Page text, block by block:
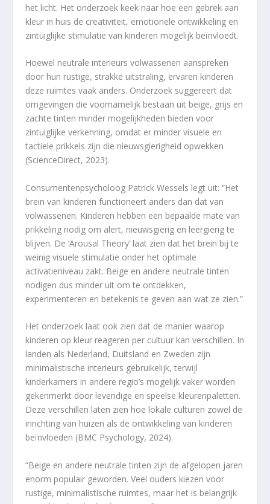
het licht. Het onderzoek keek naar hoe een gebrek aan
kleur in huis de creativiteit, emotionele ontwikkeling en
zintuiglijke stimulatie van kinderen mogelijk beïnvloedt.
Hoewel neutrale interieurs volwassenen aanspreken
door hun rustige, strakke uitstraling, ervaren kinderen
deze ruimtes vaak anders. Onderzoek suggereert dat
omgevingen die voornamelijk bestaan uit beige, grijs en
zachte tinten minder mogelijkheden bieden voor
zintuiglijke verkenning, omdat er minder visuele en
tactiele prikkels zijn die nieuwsgierigheid opwekken
(ScienceDirect, 2023).
Consumentenpsycholoog Patrick Wessels legt uit: “Het
brein van kinderen functioneert anders dan dat van
volwassenen. Kinderen hebben een bepaalde mate van
prikkeling nodig om alert, nieuwsgierig en leergierig te
blijven. De ‘Arousal Theory’ laat zien dat het brein bij te
weinig visuele stimulatie onder het optimale
activatieniveau zakt. Beige en andere neutrale tinten
nodigen dus minder uit om te ontdekken,
experimenteren en betekenis te geven aan wat ze zien.”
Het onderzoek laat ook zien dat de manier waarop
kinderen op kleur reageren per cultuur kan verschillen. In
landen als Nederland, Duitsland en Zweden zijn
minimalistische interieurs gebruikelijk, terwijl
kinderkamers in andere regio’s mogelijk vaker worden
gekenmerkt door levendige en speelse kleurenpaletten.
Deze verschillen laten zien hoe lokale culturen zowel de
inrichting van huizen als de ontwikkeling van kinderen
beïnvloeden (BMC Psychology, 2024).
“Beige en andere neutrale tinten zijn de afgelopen jaren
enorm populair geworden. Veel ouders kiezen voor
rustige, minimalistische ruimtes, maar het is belangrijk